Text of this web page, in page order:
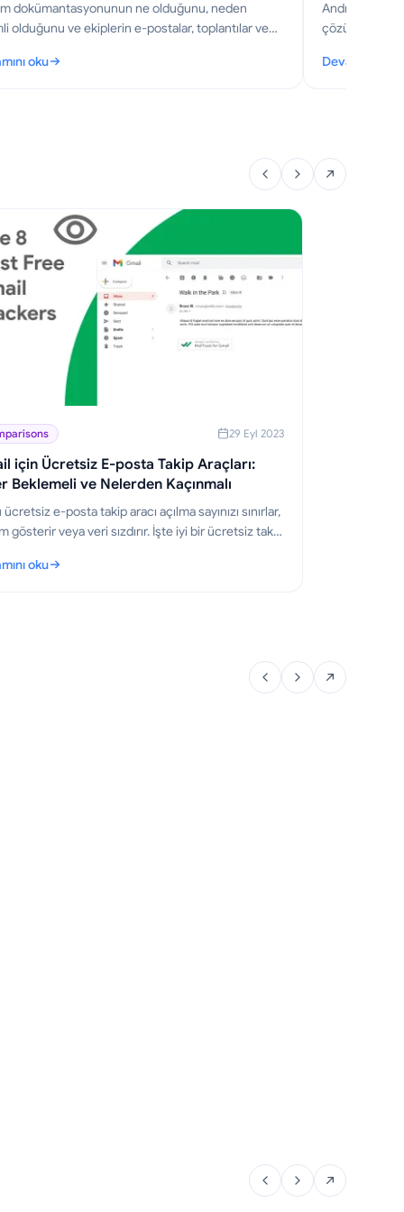
dokümantasyonunun ne olduğunu, neden
olduğunu ve ekiplerin e-postalar, toplantılar ve
oku
Dokümantasyonu: Ekipler İçin Pratik Bir Kılavuz
Android
çözün. Bu
gereken
Devamını oku
: Android
29 Eyl 2023
için Ücretsiz E-posta Takip Araçları:
Beklemeli ve Nelerden Kaçınmalı
e-posta takip aracı açılma sayınızı sınırlar,
gösterir veya veri sızdırır. İşte iyi bir ücretsiz takip
kaldığı.
oku
için Ücretsiz E-posta Takip Araçları: Neler Beklemeli ve Nelerden